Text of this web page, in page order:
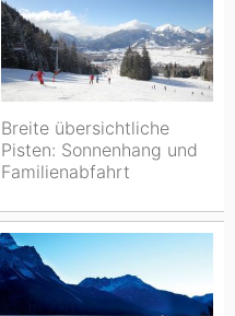
Breite übersichtliche
Pisten: Sonnenhang und
Familienabfahrt